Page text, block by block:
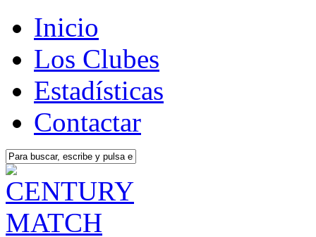
Inicio
Los Clubes
Estadísticas
Contactar